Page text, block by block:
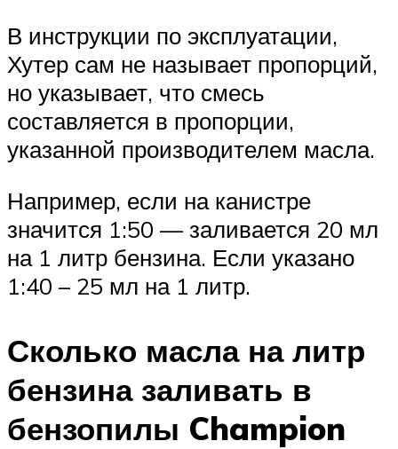
В инструкции по эксплуатации,
Хутер сам не называет пропорций,
но указывает, что смесь
составляется в пропорции,
указанной производителем масла.
Например, если на канистре
значится 1:50 — заливается 20 мл
на 1 литр бензина. Если указано
1:40 – 25 мл на 1 литр.
Сколько масла на литр
бензина заливать в
бензопилы Champion